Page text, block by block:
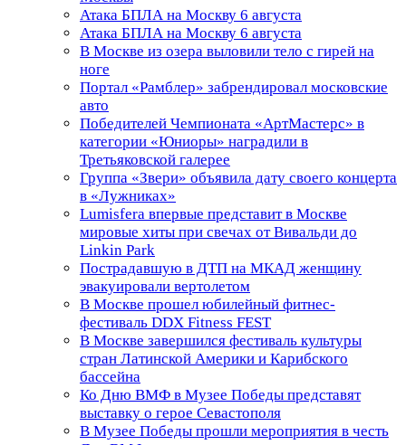
Атака БПЛА на Москву 6 августа
Атака БПЛА на Москву 6 августа
В Москве из озера выловили тело с гирей на
ноге
Портал «Рамблер» забрендировал московские
авто
Победителей Чемпионата «АртМастерс» в
категории «Юниоры» наградили в
Третьяковской галерее
Группа «Звери» объявила дату своего концерта
в «Лужниках»
Lumisfera впервые представит в Москве
мировые хиты при свечах от Вивальди до
Linkin Park
Пострадавшую в ДТП на МКАД женщину
эвакуировали вертолетом
В Москве прошел юбилейный фитнес-
фестиваль DDX Fitness FEST
В Москве завершился фестиваль культуры
стран Латинской Америки и Карибского
бассейна
Ко Дню ВМФ в Музее Победы представят
выставку о герое Севастополя
В Музее Победы прошли мероприятия в честь